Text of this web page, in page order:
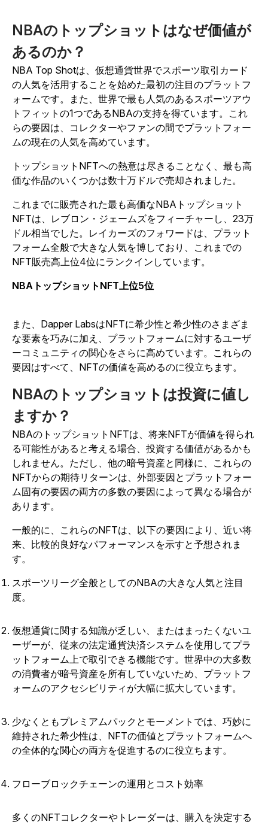
NBAのトップショットはなぜ価値が
あるのか？
NBA Top Shotは、仮想通貨世界でスポーツ取引カード
の人気を活用することを始めた最初の注目のプラットフ
ォームです。また、世界で最も人気のあるスポーツアウ
トフィットの1つであるNBAの支持を得ています。これ
らの要因は、コレクターやファンの間でプラットフォー
ムの現在の人気を高めています。
トップショットNFTへの熱意は尽きることなく、最も高
価な作品のいくつかは数十万ドルで売却されました。
これまでに販売された最も高価なNBAトップショット
NFTは、レブロン・ジェームズをフィーチャーし、23万
ドル相当でした。レイカーズのフォワードは、プラット
フォーム全般で大きな人気を博しており、これまでの
NFT販売高上位4位にランクインしています。
NBAトップショットNFT上位5位
また、Dapper LabsはNFTに希少性と希少性のさまざま
な要素を巧みに加え、プラットフォームに対するユーザ
ーコミュニティの関心をさらに高めています。これらの
要因はすべて、NFTの価値を高めるのに役立ちます。
NBAのトップショットは投資に値し
ますか？
NBAのトップショットNFTは、将来NFTが価値を得られ
る可能性があると考える場合、投資する価値があるかも
しれません。ただし、他の暗号資産と同様に、これらの
NFTからの期待リターンは、外部要因とプラットフォー
ム固有の要因の両方の多数の要因によって異なる場合が
あります。
一般的に、これらのNFTは、以下の要因により、近い将
来、比較的良好なパフォーマンスを示すと予想されま
す。
スポーツリーグ全般としてのNBAの大きな人気と注目
度。
仮想通貨に関する知識が乏しい、またはまったくないユ
ーザーが、従来の法定通貨決済システムを使用してプラ
ットフォーム上で取引できる機能です。世界中の大多数
の消費者が暗号資産を所有していないため、プラットフ
ォームのアクセシビリティが大幅に拡大しています。
少なくともプレミアムパックとモーメントでは、巧妙に
維持された希少性は、NFTの価値とプラットフォームへ
の全体的な関心の両方を促進するのに役立ちます。
フローブロックチェーンの運用とコスト効率
多くのNFTコレクターやトレーダーは、購入を決定する